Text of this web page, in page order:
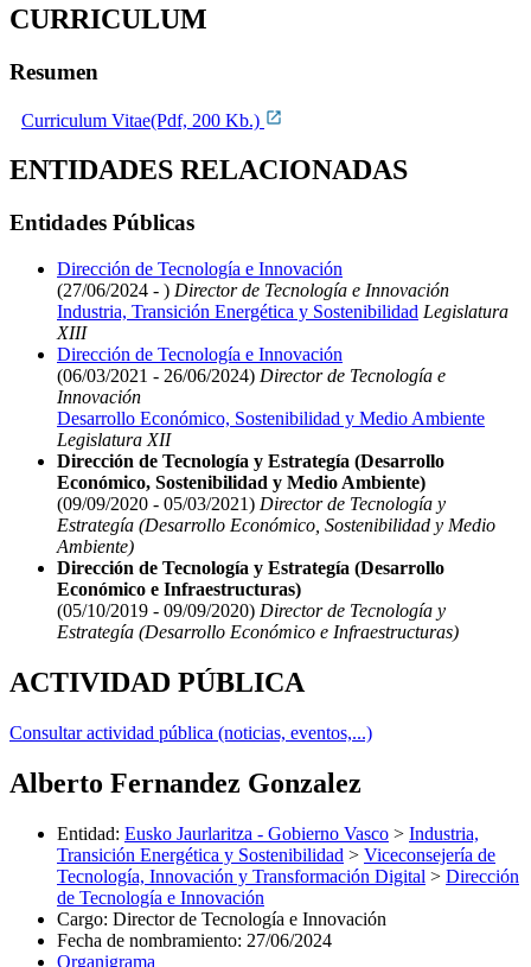
CURRICULUM
Resumen
Curriculum Vitae(Pdf, 200 Kb.)
ENTIDADES RELACIONADAS
Entidades Públicas
Dirección de Tecnología e Innovación
(27/06/2024 - ) Director de Tecnología e Innovación
Industria, Transición Energética y Sostenibilidad Legislatura
XIII
Dirección de Tecnología e Innovación
(06/03/2021 - 26/06/2024) Director de Tecnología e
Innovación
Desarrollo Económico, Sostenibilidad y Medio Ambiente
Legislatura XII
Dirección de Tecnología y Estrategía (Desarrollo
Económico, Sostenibilidad y Medio Ambiente)
(09/09/2020 - 05/03/2021) Director de Tecnología y
Estrategía (Desarrollo Económico, Sostenibilidad y Medio
Ambiente)
Dirección de Tecnología y Estrategía (Desarrollo
Económico e Infraestructuras)
(05/10/2019 - 09/09/2020) Director de Tecnología y
Estrategía (Desarrollo Económico e Infraestructuras)
ACTIVIDAD PÚBLICA
Consultar actividad pública (noticias, eventos,...)
Alberto Fernandez Gonzalez
Entidad: Eusko Jaurlaritza - Gobierno Vasco > Industria,
Transición Energética y Sostenibilidad > Viceconsejería de
Tecnología, Innovación y Transformación Digital > Dirección
de Tecnología e Innovación
Cargo: Director de Tecnología e Innovación
Fecha de nombramiento: 27/06/2024
Organigrama